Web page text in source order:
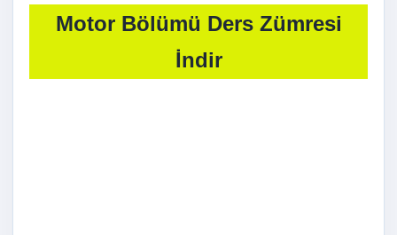
Motor Bölümü Ders Zümresi
İndir